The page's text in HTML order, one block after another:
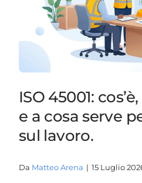
ISO 45001:
e a cosa serve
sul lavoro.
Da Matteo Arena | 15 Luglio